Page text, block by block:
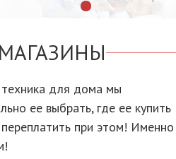
техника для дома мы
ее выбрать, где ее купить
при этом! Именно